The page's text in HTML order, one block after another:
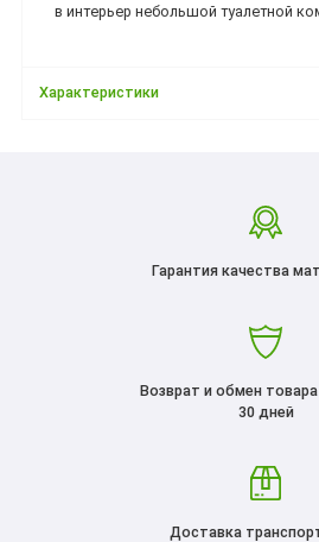
в интерьер небольшой туалетной
Характеристики
Гарантия качества
Возврат и обмен
30 дней
Доставка